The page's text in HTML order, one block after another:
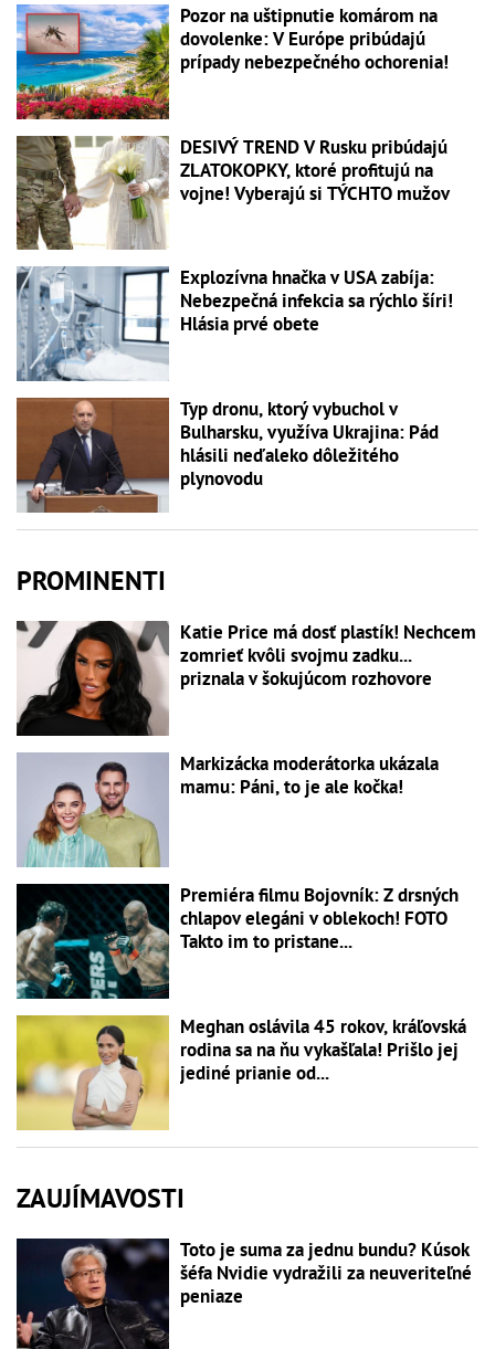
Pozor na uštipnutie komárom na
dovolenke: V Európe pribúdajú
prípady nebezpečného ochorenia!
DESIVÝ TREND V Rusku pribúdajú
ZLATOKOPKY, ktoré profitujú na
vojne! Vyberajú si TÝCHTO mužov
Explozívna hnačka v USA zabíja:
Nebezpečná infekcia sa rýchlo šíri!
Hlásia prvé obete
Typ dronu, ktorý vybuchol v
Bulharsku, využíva Ukrajina: Pád
hlásili neďaleko dôležitého
plynovodu
PROMINENTI
Katie Price má dosť plastík! Nechcem
zomrieť kvôli svojmu zadku...
priznala v šokujúcom rozhovore
Markizácka moderátorka ukázala
mamu: Páni, to je ale kočka!
Premiéra filmu Bojovník: Z drsných
chlapov elegáni v oblekoch! FOTO
Takto im to pristane...
Meghan oslávila 45 rokov, kráľovská
rodina sa na ňu vykašľala! Prišlo jej
jediné prianie od...
ZAUJÍMAVOSTI
Toto je suma za jednu bundu? Kúsok
šéfa Nvidie vydražili za neuveriteľné
peniaze